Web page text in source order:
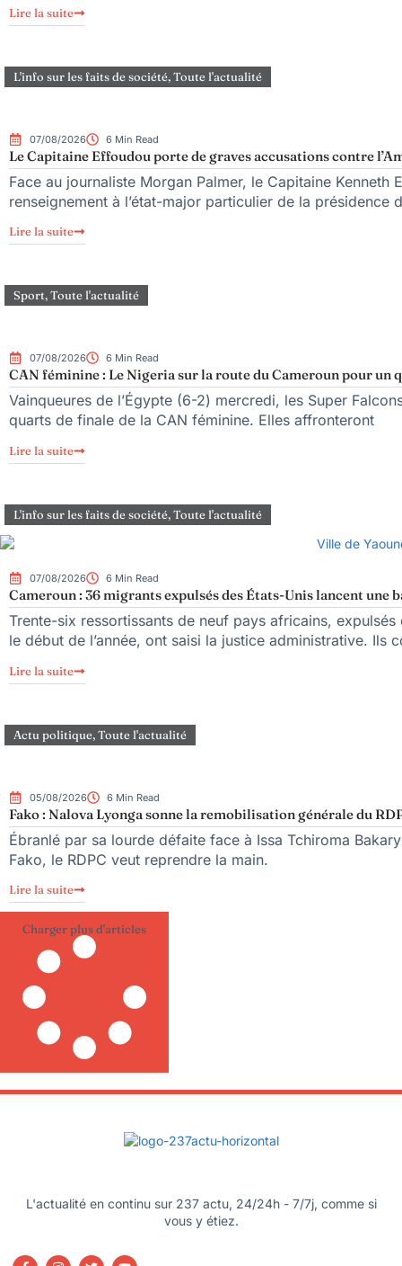
Lire la suite
L'info sur les faits de société,Toute l'actualité
07/08/2026 6 Min Read
Le Capitaine Effoudou porte de graves accusations contre
Face au journaliste Morgan Palmer, le Capitaine Kenneth
renseignement à l’état-major particulier de la présidence
Lire la suite
Sport,Toute l'actualité
07/08/2026 6 Min Read
CAN féminine : Le Nigeria sur la route du Cameroun pour un
Vainqueures de l’Égypte (6-2) mercredi, les Super
quarts de finale de la CAN féminine. Elles affronteront
Lire la suite
L'info sur les faits de société,Toute l'actualité
07/08/2026 6 Min Read
Cameroun : 36 migrants expulsés des États-Unis lancent
Trente-six ressortissants de neuf pays africains,
le début de l’année, ont saisi la justice administrative. Ils
Lire la suite
Actu politique,Toute l'actualité
05/08/2026 6 Min Read
Fako : Nalova Lyonga sonne la remobilisation générale du
Ébranlé par sa lourde défaite face à Issa Tchiroma
Fako, le RDPC veut reprendre la main.
Lire la suite
Charger plus d'articles
L'actualité en continu sur 237 actu, 24/24h - 7/7j, comme si
vous y étiez.